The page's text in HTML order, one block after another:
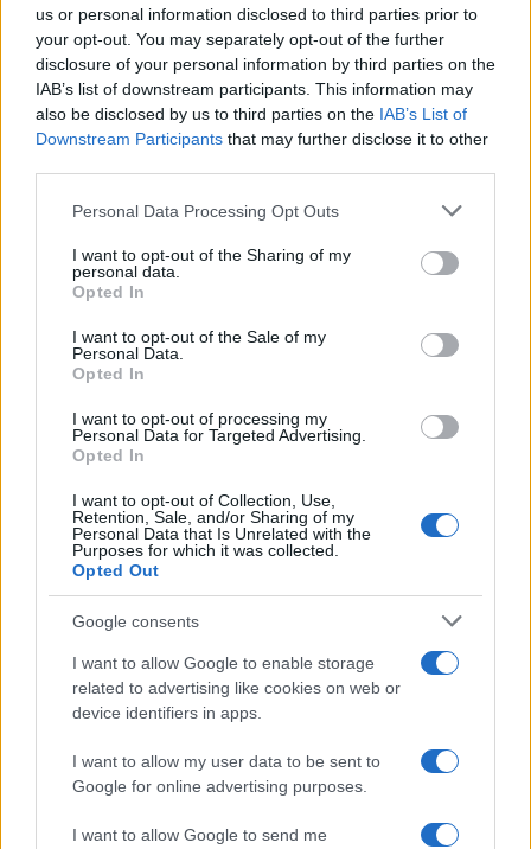
us or personal information disclosed to third parties prior to
your opt-out. You may separately opt-out of the further
disclosure of your personal information by third parties on the
IAB’s list of downstream participants. This information may
also be disclosed by us to third parties on the IAB’s List of
Downstream Participants that may further disclose it to other
Please note that this website/app uses one or more Google
not limited to your visit or usage behaviour. You may click to
grant or deny consent to Google and its third-party tags to
use your data for below specified purposes in below Google
consent section.
Personal Data Processing Opt Outs
I want to opt-out of the Sharing of my
personal data.
Opted In
I want to opt-out of the Sale of my
Personal Data.
Opted In
I want to opt-out of processing my
Personal Data for Targeted Advertising.
Opted In
I want to opt-out of Collection, Use,
Retention, Sale, and/or Sharing of my
Personal Data that Is Unrelated with the
Purposes for which it was collected.
Opted Out
Google consents
I want to allow Google to enable storage
related to advertising like cookies on web or
device identifiers in apps.
I want to allow my user data to be sent to
Google for online advertising purposes.
I want to allow Google to send me
Continua a leggere
NEWS